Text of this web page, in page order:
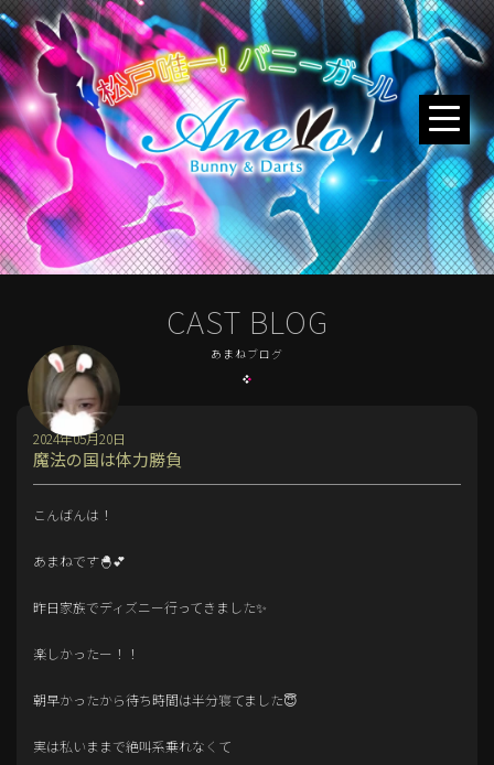
CAST BLOG
あまねブログ
魔法の国は体力勝負
2024年05月20日
こんばんは！
あまねです🐣💕
昨日家族でディズニー行ってきました✨️
楽しかったー！！
朝早かったから待ち時間は半分寝てました😇
実は私いままで絶叫系乗れなくて